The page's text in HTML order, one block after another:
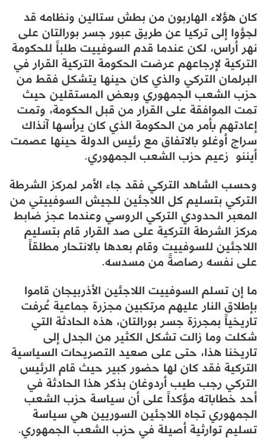
كان هؤلاء الهاربون من بطش ستالين ونظامه قد
لجؤوا إلى تركيا عن طريق عبور جسر بورالتان على
نهر أراس، لكن عندما قدم السوفييت طلباً للحكومة
التركية لإرجاعهم عرضت الحكومة التركية القرار في
البرلمان التركي والذي كان حينها يتشكل فقط من
حزب الشعب الجمهوري وبعض المستقلين حيث
تمت الموافقة على القرار من قبل الحكومة، وتمت
إعادتهم بأمر من الحكومة الذي كان يرأسها آنذاك
سراج أوغلو بالاتفاق مع رئيس الدولة حينها عصمت
أيننو زعيم حزب الشعب الجمهوري.
وحسب الشاهد التركي فقد جاء الأمر لمركز الشرطة
التركي بتسليم كل اللاجئين للجيش السوفييتي من
المعبر الحدودي التركي الروسي وعندما عجز ضابط
مركز الشرطة التركية على صد القرار قام بتسليم
اللاجئين للسوفييت وقام بعدها بالانتحار مطلقاً
على نفسه رصاصةً من مسدسه.
ما إن تسلم السوفييت اللاجئين الأذربيجان قاموا
بإطلاق النار عليهم مرتكبين مجزرة جماعية عُرفت
تاريخياً بمجرزة جسر بورالتان، هذه الحادثة التي
شكلت وما زالت تشكل الكثير من الجدل إلى
تاريخنا هذا، حتى على صعيد التصريحات السياسية
التركية فقد كان لها حضور كبير حيث قام الرئيس
التركي رجب طيب أردوغان بذكر هذا الحادثة في
أحد خطاباته مؤكداً على أن سياسة حزب الشعب
الجمهوري تجاه اللاجئين السوريين هي سياسة
تسليم توارثية أصيلة في حزب الشعب الجمهوري.